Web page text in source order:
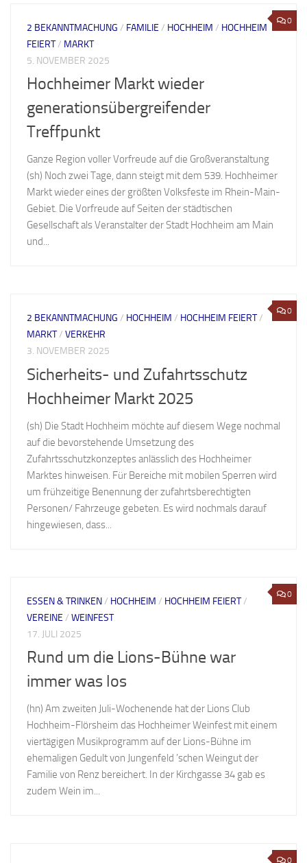
0
2 BEKANNTMACHUNG / FAMILIE / HOCHHEIM / HOCHHEIM
FEIERT/ MARKT
5. NOVEMBER 2025
Hochheimer Markt wieder
generationsübergreifender
Treffpunkt
Ganze Region voller Vorfreude auf die Großveranstaltung
(sh) Noch zwei Tage, dann steigt mit dem 539. Hochheimer
Markt wieder eines der größten Volksfeste im Rhein-Main-
Gebiet. Die Vorfreude auf Seiten der städtischen
Gesellschaft als Veranstalter der Stadt Hochheim am Main
und...
0
2 BEKANNTMACHUNG / HOCHHEIM / HOCHHEIM FEIERT/
MARKT/ VERKEHR
3. NOVEMBER 2025
Sicherheits- und Zufahrtsschutz
Hochheimer Markt 2025
(sh) Die Stadt Hochheim möchte auf diesem Wege nochmal
auf die bevorstehende Umsetzung des
Zufahrtsschutzkonzeptes anlässlich des Hochheimer
Marktes hinweisen. Für Bereiche mit mobilen Sperren wird
um frühzeitige Benennung der zufahrtsberechtigten
Personen/ Fahrzeuge gebeten. Es wird nochmals darauf
hingewiesen, dass...
0
ESSEN & TRINKEN/ HOCHHEIM / HOCHHEIM FEIERT/
VEREINE / WEINFEST
17. JULI 2025
Rund um die Lions-Bühne war
immer was los
(hn) Am zweiten Juli-Wochenende hat der Lions Club
Hochheim-Flörsheim das Hochheimer Weinfest mit einem
viertägigen Musikprogramm auf der Lions-Bühne im
ehemaligen Gedult von Jungenfeld ’schen Weingut der
Familie von Renz bereichert. In der Kirchgasse 34 gab es
zudem Wein im...
0